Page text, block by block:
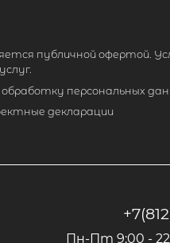
публичной офертой.
обработку персональных
декларации
Пн-Пт 9:00 -